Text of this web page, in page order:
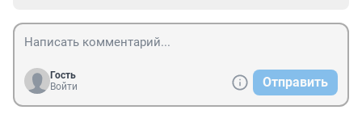
Гость
Войти
Отправить